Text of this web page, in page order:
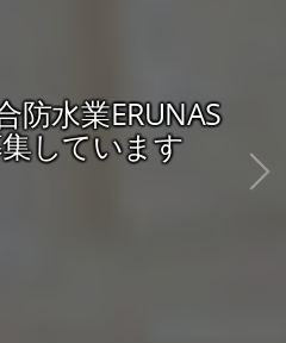
防水業ERUNAS
しています